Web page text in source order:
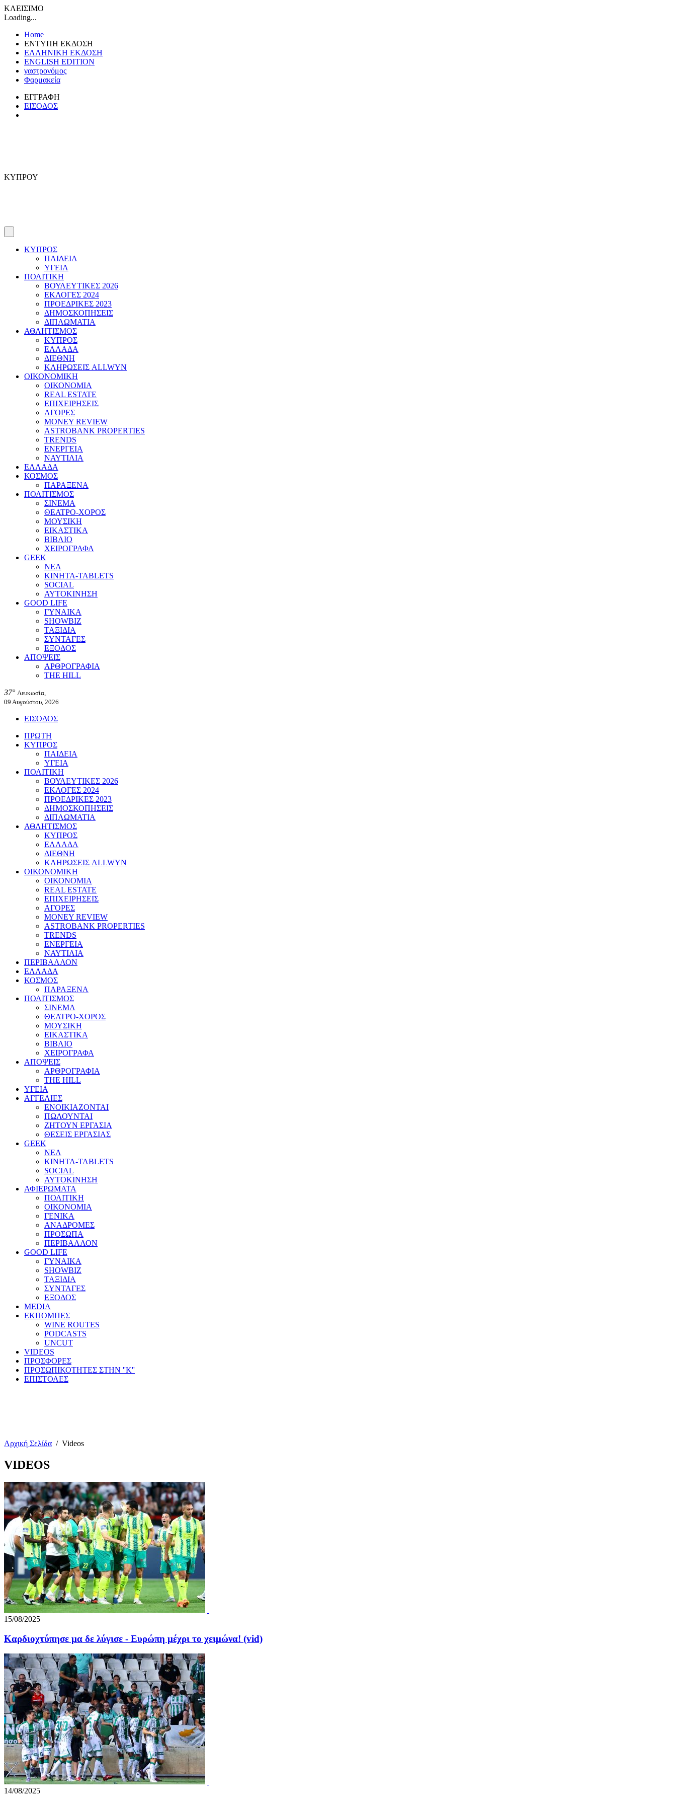
ΚΛΕΙΣΙΜΟ
Loading...
Home
ΕΝΤΥΠΗ ΕΚΔΟΣΗ
ΕΛΛΗΝΙΚΗ ΕΚΔΟΣΗ
ENGLISH EDITION
γαστρονόμος
Φαρμακεία
ΕΓΓΡΑΦΗ
ΕΙΣΟΔΟΣ
ΚΥΠΡΟΥ
ΚΥΠΡΟΣ
ΠΑΙΔΕΙΑ
ΥΓΕΙΑ
ΠΟΛΙΤΙΚΗ
ΒΟΥΛΕΥΤΙΚΕΣ 2026
ΕΚΛΟΓΕΣ 2024
ΠΡΟΕΔΡΙΚΕΣ 2023
ΔΗΜΟΣΚΟΠΗΣΕΙΣ
ΔΙΠΛΩΜΑΤΙΑ
ΑΘΛΗΤΙΣΜΟΣ
ΚΥΠΡΟΣ
ΕΛΛΑΔΑ
ΔΙΕΘΝΗ
ΚΛΗΡΩΣΕΙΣ ALLWYN
ΟΙΚΟΝΟΜΙΚΗ
ΟΙΚΟΝΟΜΙΑ
REAL ESTATE
ΕΠΙΧΕΙΡΗΣΕΙΣ
ΑΓΟΡΕΣ
MONEY REVIEW
ASTROBANK PROPERTIES
TRENDS
ΕΝΕΡΓΕΙΑ
ΝΑΥΤΙΛΙΑ
ΕΛΛΑΔΑ
ΚΟΣΜΟΣ
ΠΑΡΑΞΕΝΑ
ΠΟΛΙΤΙΣΜΟΣ
ΣΙΝΕΜΑ
ΘΕΑΤΡΟ-ΧΟΡΟΣ
ΜΟΥΣΙΚΗ
ΕΙΚΑΣΤΙΚΑ
ΒΙΒΛΙΟ
ΧΕΙΡΟΓΡΑΦΑ
GEEK
ΝΕΑ
ΚΙΝΗΤΑ-TABLETS
SOCIAL
ΑΥΤΟΚΙΝΗΣΗ
GOOD LIFE
ΓΥΝΑΙΚΑ
SHOWBIZ
ΤΑΞΙΔΙΑ
ΣΥΝΤΑΓΕΣ
ΕΞΟΔΟΣ
ΑΠΟΨΕΙΣ
ΑΡΘΡΟΓΡΑΦΙΑ
THE HILL
37° Λευκωσία,
09 Αυγούστου, 2026
ΕΙΣΟΔΟΣ
ΠΡΩΤΗ
ΚΥΠΡΟΣ
ΠΑΙΔΕΙΑ
ΥΓΕΙΑ
ΠΟΛΙΤΙΚΗ
ΒΟΥΛΕΥΤΙΚΕΣ 2026
ΕΚΛΟΓΕΣ 2024
ΠΡΟΕΔΡΙΚΕΣ 2023
ΔΗΜΟΣΚΟΠΗΣΕΙΣ
ΔΙΠΛΩΜΑΤΙΑ
ΑΘΛΗΤΙΣΜΟΣ
ΚΥΠΡΟΣ
ΕΛΛΑΔΑ
ΔΙΕΘΝΗ
ΚΛΗΡΩΣΕΙΣ ALLWYN
ΟΙΚΟΝΟΜΙΚΗ
ΟΙΚΟΝΟΜΙΑ
REAL ESTATE
ΕΠΙΧΕΙΡΗΣΕΙΣ
ΑΓΟΡΕΣ
MONEY REVIEW
ASTROBANK PROPERTIES
TRENDS
ΕΝΕΡΓΕΙΑ
ΝΑΥΤΙΛΙΑ
ΠΕΡΙΒΑΛΛΟΝ
ΕΛΛΑΔΑ
ΚΟΣΜΟΣ
ΠΑΡΑΞΕΝΑ
ΠΟΛΙΤΙΣΜΟΣ
ΣΙΝΕΜΑ
ΘΕΑΤΡΟ-ΧΟΡΟΣ
ΜΟΥΣΙΚΗ
ΕΙΚΑΣΤΙΚΑ
ΒΙΒΛΙΟ
ΧΕΙΡΟΓΡΑΦΑ
ΑΠΟΨΕΙΣ
ΑΡΘΡΟΓΡΑΦΙΑ
THE HILL
ΥΓΕΙΑ
ΑΓΓΕΛΙΕΣ
ΕΝΟΙΚΙΑΖΟΝΤΑΙ
ΠΩΛΟΥΝΤΑΙ
ΖΗΤΟΥΝ ΕΡΓΑΣΙΑ
ΘΕΣΕΙΣ ΕΡΓΑΣΙΑΣ
GEEK
ΝΕΑ
ΚΙΝΗΤΑ-TABLETS
SOCIAL
ΑΥΤΟΚΙΝΗΣΗ
ΑΦΙΕΡΩΜΑΤΑ
ΠΟΛΙΤΙΚΗ
ΟΙΚΟΝΟΜΙΑ
ΓΕΝΙΚΑ
ΑΝΑΔΡΟΜΕΣ
ΠΡΟΣΩΠΑ
ΠΕΡΙΒΑΛΛΟΝ
GOOD LIFE
ΓΥΝΑΙΚΑ
SHOWBIZ
ΤΑΞΙΔΙΑ
ΣΥΝΤΑΓΕΣ
ΕΞΟΔΟΣ
MEDIA
ΕΚΠΟΜΠΕΣ
WINE ROUTES
PODCASTS
UNCUT
VIDEOS
ΠΡΟΣΦΟΡΕΣ
ΠΡΟΣΩΠΙΚΟΤΗΤΕΣ ΣΤΗΝ ''Κ''
ΕΠΙΣΤΟΛΕΣ
Αρχική Σελίδα / Videos
VIDEOS
15/08/2025
Καρδιοχτύπησε μα δε λύγισε - Ευρώπη μέχρι το χειμώνα! (vid)
14/08/2025